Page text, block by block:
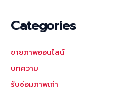
Categories
ขายภาพออนไลน์
บทความ
รับซ่อมภาพเก่า